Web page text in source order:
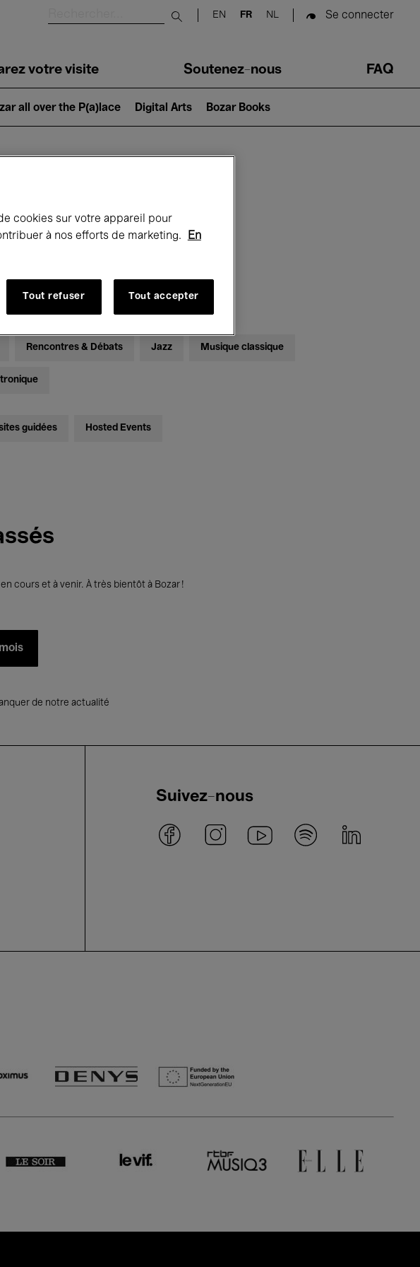
Submit search
EN FR NL Se connecter
votre visite Soutenez-nous FAQ
all over the P(a)lace Digital Arts Bozar Books
à Bozar
Rencontres & Débats Jazz Musique classique
guidées Hosted Events
cours et à venir. À très bientôt à Bozar !
de notre actualité
Suivez-nous
cookies sur votre appareil pour
à nos efforts de marketing.
En
Tout refuser Tout accepter